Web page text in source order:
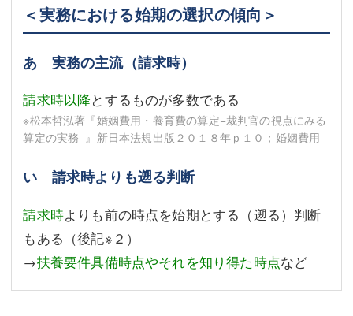
＜実務における始期の選択の傾向＞
あ 実務の主流（請求時）
請求時以降とするものが多数である
※松本哲泓著『婚姻費用・養育費の算定−裁判官の視点にみる
算定の実務−』新日本法規出版２０１８年ｐ１０；婚姻費用
い 請求時よりも遡る判断
請求時よりも前の時点を始期とする（遡る）判断
もある（後記※２ ）
→扶養要件具備時点やそれを知り得た時点など